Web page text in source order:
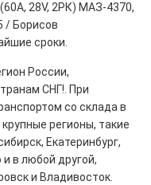
28V, 2РК) МАЗ-4370,
/ Борисов
сроки.
России,
СНГ!. При
со склада в
регионы, такие
Екатеринбург,
в любой другой,
и Владивосток.